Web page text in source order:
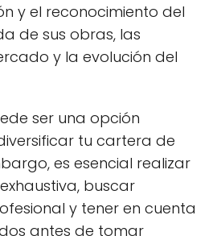
y el reconocimiento del
de sus obras, las
y la evolución del
ser una opción
tu cartera de
es esencial realizar
buscar
y tener en cuenta
antes de tomar